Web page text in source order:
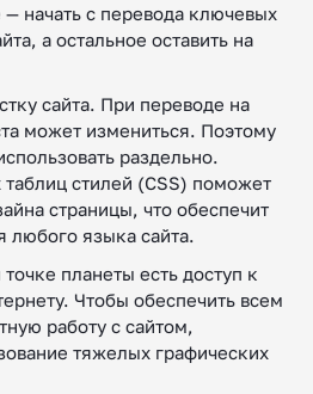
начать с перевода ключевых
а остальное оставить на
сайта. При переводе на
может измениться. Поэтому
раздельно.
стилей (CSS) поможет
страницы, что обеспечит
любого языка сайта.
планеты есть доступ к
Чтобы обеспечить всем
работу с сайтом,
тяжелых графических